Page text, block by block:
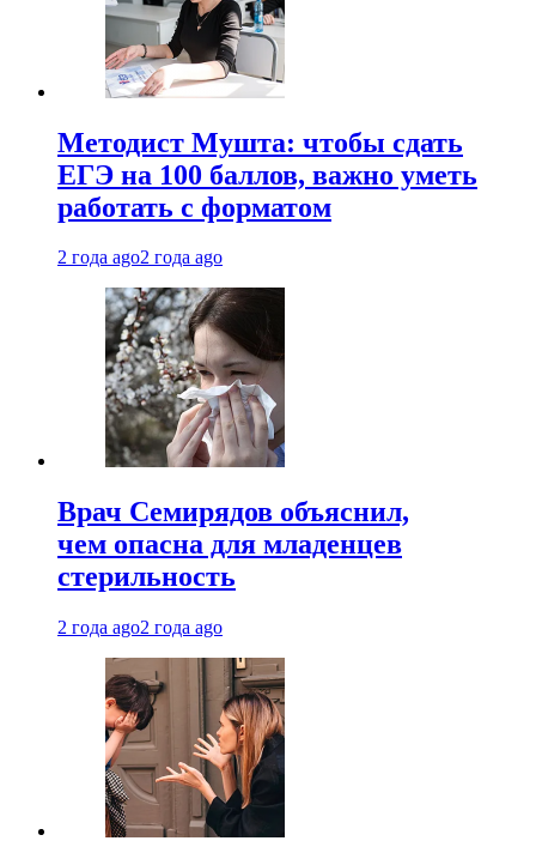
Методист Мушта: чтобы сдать
ЕГЭ на 100 баллов, важно уметь
работать с форматом
2 года ago2 года ago
Врач Семирядов объяснил,
чем опасна для младенцев
стерильность
2 года ago2 года ago